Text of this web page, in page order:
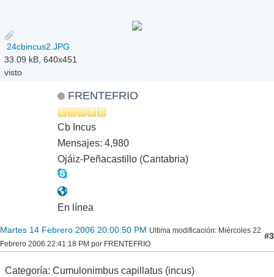
24cbincus2.JPG
33.09 kB, 640x451
visto
FRENTEFRIO
Cb Incus
Mensajes: 4,980
Ojáiz-Peñacastillo (Cantabria)
En línea
Martes 14 Febrero 2006 20:00:50 PM Ultima modificación: Miércoles 22
Febrero 2006 22:41:18 PM por FRENTEFRIO
#3
Categoría: Cumulonimbus capillatus (incus)